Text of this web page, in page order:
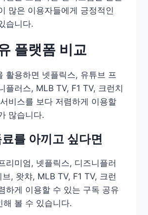
많은 이용자들에게 긍정적인
습니다.
플랫폼 비교
활용하면 넷플릭스, 유튜브 프
플러스, MLB TV, F1 TV, 크런치
비스를 보다 저렴하게 이용할
많습니다.
를 아끼고 싶다면
리미엄, 넷플릭스, 디즈니플러
, 왓챠, MLB TV, F1 TV, 크런
하게 이용할 수 있는 구독 공유
해 볼 수 있습니다.